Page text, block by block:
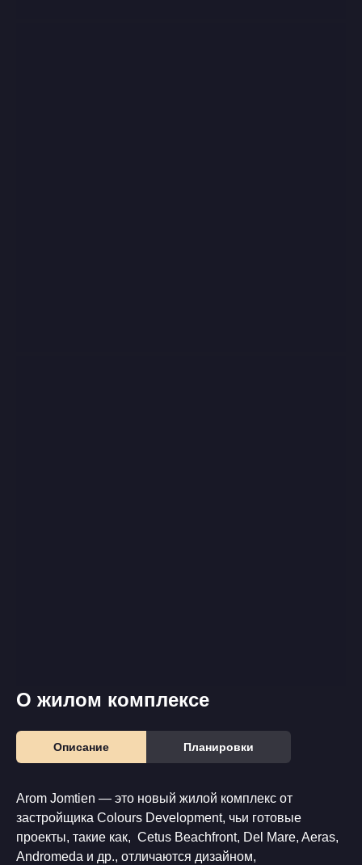
О жилом комплексе
Описание Планировки
Arom Jomtien — это новый жилой комплекс от
застройщика Colours Development, чьи готовые
проекты, такие как, Cetus Beachfront, Del Mare, Aeras,
Andromeda и др., отличаются дизайном,